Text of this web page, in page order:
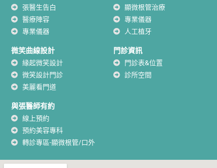
張醫生告白
醫療陣容
專業儀器
顯微根管治療
專業儀器
人工植牙
微笑曲線設計
緣起微笑設計
微笑設計門診
美麗看門道
門診資訊
門診表&位置
診所空間
與張醫師有約
線上預約
預約美容專科
轉診專區-顯微根管/口外